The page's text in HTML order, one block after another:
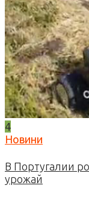
4
Новини
В Португалии
урожай